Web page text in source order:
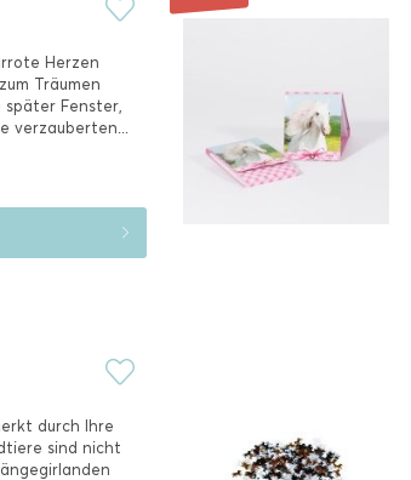
Herzen
Träumen
Fenster,
verzauberten...
durch Ihre
sind nicht